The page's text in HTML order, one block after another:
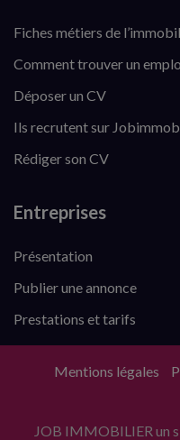
Fiches métiers de
Comment trouver un
Déposer un CV
Ils recrutent sur
Rédiger son CV
Entreprises
Présentation
Publier une annonce
Prestations et tarifs
JOB IMMOBILIER un
Mentions légales